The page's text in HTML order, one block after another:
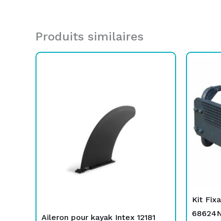
Produits similaires
Aileron pour kayak Intex 12181
Kit